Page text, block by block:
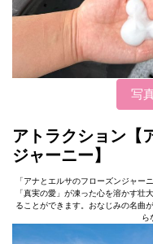
写
アトラクション【
ジャーニー】
「アナとエルサのフローズンジャー
「真実の愛」が凍った心を溶かす壮
ることができます。おなじみの名曲
ら